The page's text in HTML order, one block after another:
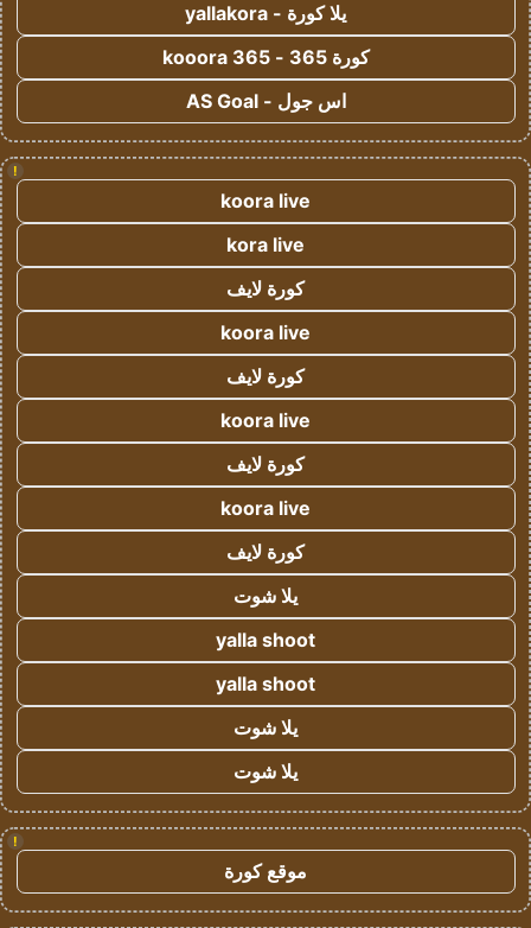
يلا كورة - yallakora
كورة 365 - kooora 365
اس جول - AS Goal
!
koora live
kora live
كورة لايف
koora live
كورة لايف
koora live
كورة لايف
koora live
كورة لايف
يلا شوت
yalla shoot
yalla shoot
يلا شوت
يلا شوت
!
موقع كورة